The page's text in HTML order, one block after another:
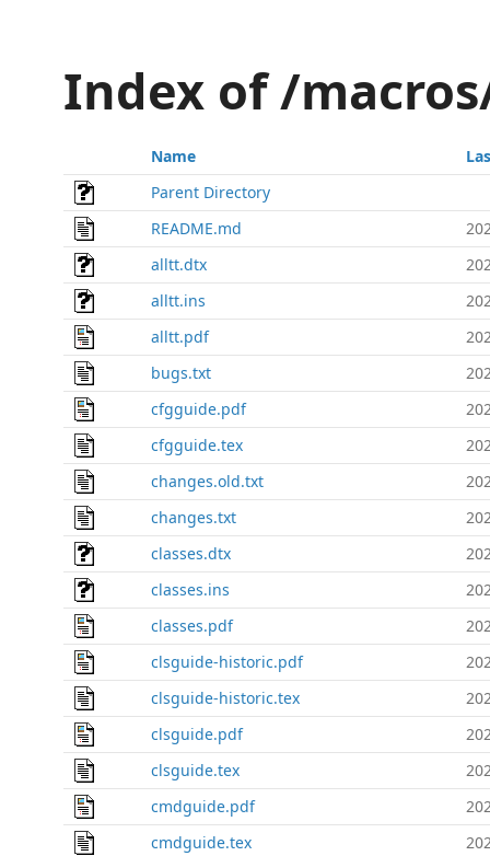
Index of /
Name
Parent Directory
README.md
alltt.dtx
alltt.ins
alltt.pdf
bugs.txt
cfgguide.pdf
cfgguide.tex
changes.old.txt
changes.txt
classes.dtx
classes.ins
classes.pdf
clsguide-historic.pdf
clsguide-historic.tex
clsguide.pdf
clsguide.tex
cmdguide.pdf
cmdguide.tex